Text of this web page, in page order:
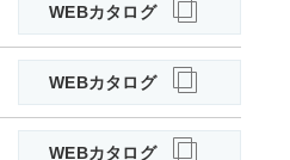
WEBカタログ
WEBカタログ
WEBカタログ